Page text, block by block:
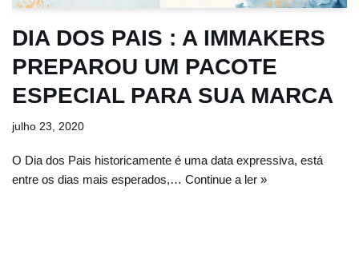
DIA DOS PAIS : A IMMAKERS
PREPAROU UM PACOTE
ESPECIAL PARA SUA MARCA
julho 23, 2020
O Dia dos Pais historicamente é uma data expressiva, está
entre os dias mais esperados,… Continue a ler »